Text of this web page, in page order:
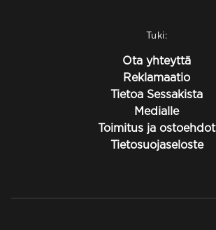
Tuki:
Ota yhteyttä
Reklamaatio
Tietoa Sessakista
Medialle
Toimitus ja ostoehdot
Tietosuojaseloste